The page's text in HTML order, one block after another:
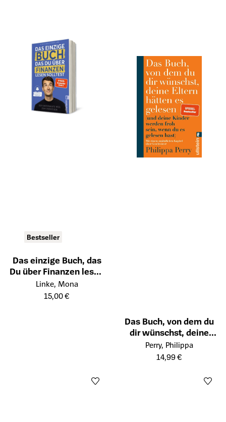
Bestseller
Das einzige Buch, das
Du über Finanzen lesen
solltest
Öffnet die Detailseite des Produkts
Linke, Mona
15,00 €
Das Buch, von dem du
dir wünschst, deine
Eltern hätten es
gelesen
Öffnet die Detailseite des
Perry, Philippa
14,99 €